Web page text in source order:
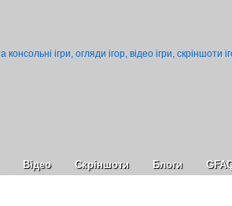
Відео Cкріншоти Блоги